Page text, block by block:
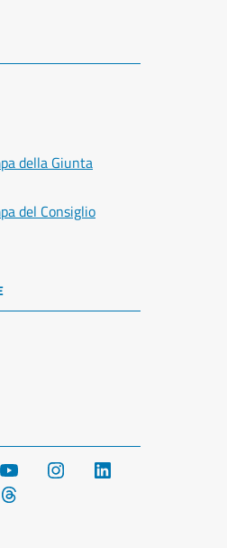
della Giunta
del Consiglio
YouTube Instagram